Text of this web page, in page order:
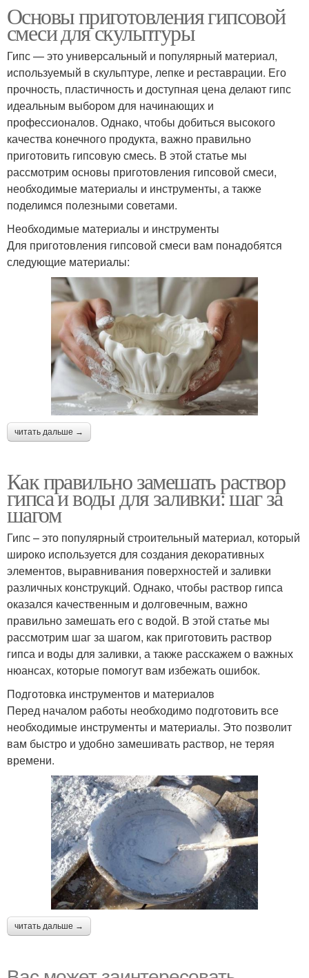
Основы приготовления гипсовой
смеси для скульптуры
Гипс — это универсальный и популярный материал,
используемый в скульптуре, лепке и реставрации. Его
прочность, пластичность и доступная цена делают гипс
идеальным выбором для начинающих и
профессионалов. Однако, чтобы добиться высокого
качества конечного продукта, важно правильно
приготовить гипсовую смесь. В этой статье мы
рассмотрим основы приготовления гипсовой смеси,
необходимые материалы и инструменты, а также
поделимся полезными советами.
Необходимые материалы и инструменты
Для приготовления гипсовой смеси вам понадобятся
следующие материалы:
читать дальше →
Как правильно замешать раствор
гипса и воды для заливки: шаг за
шагом
Гипс – это популярный строительный материал, который
широко используется для создания декоративных
элементов, выравнивания поверхностей и заливки
различных конструкций. Однако, чтобы раствор гипса
оказался качественным и долговечным, важно
правильно замешать его с водой. В этой статье мы
рассмотрим шаг за шагом, как приготовить раствор
гипса и воды для заливки, а также расскажем о важных
нюансах, которые помогут вам избежать ошибок.
Подготовка инструментов и материалов
Перед началом работы необходимо подготовить все
необходимые инструменты и материалы. Это позволит
вам быстро и удобно замешивать раствор, не теряя
времени.
читать дальше →